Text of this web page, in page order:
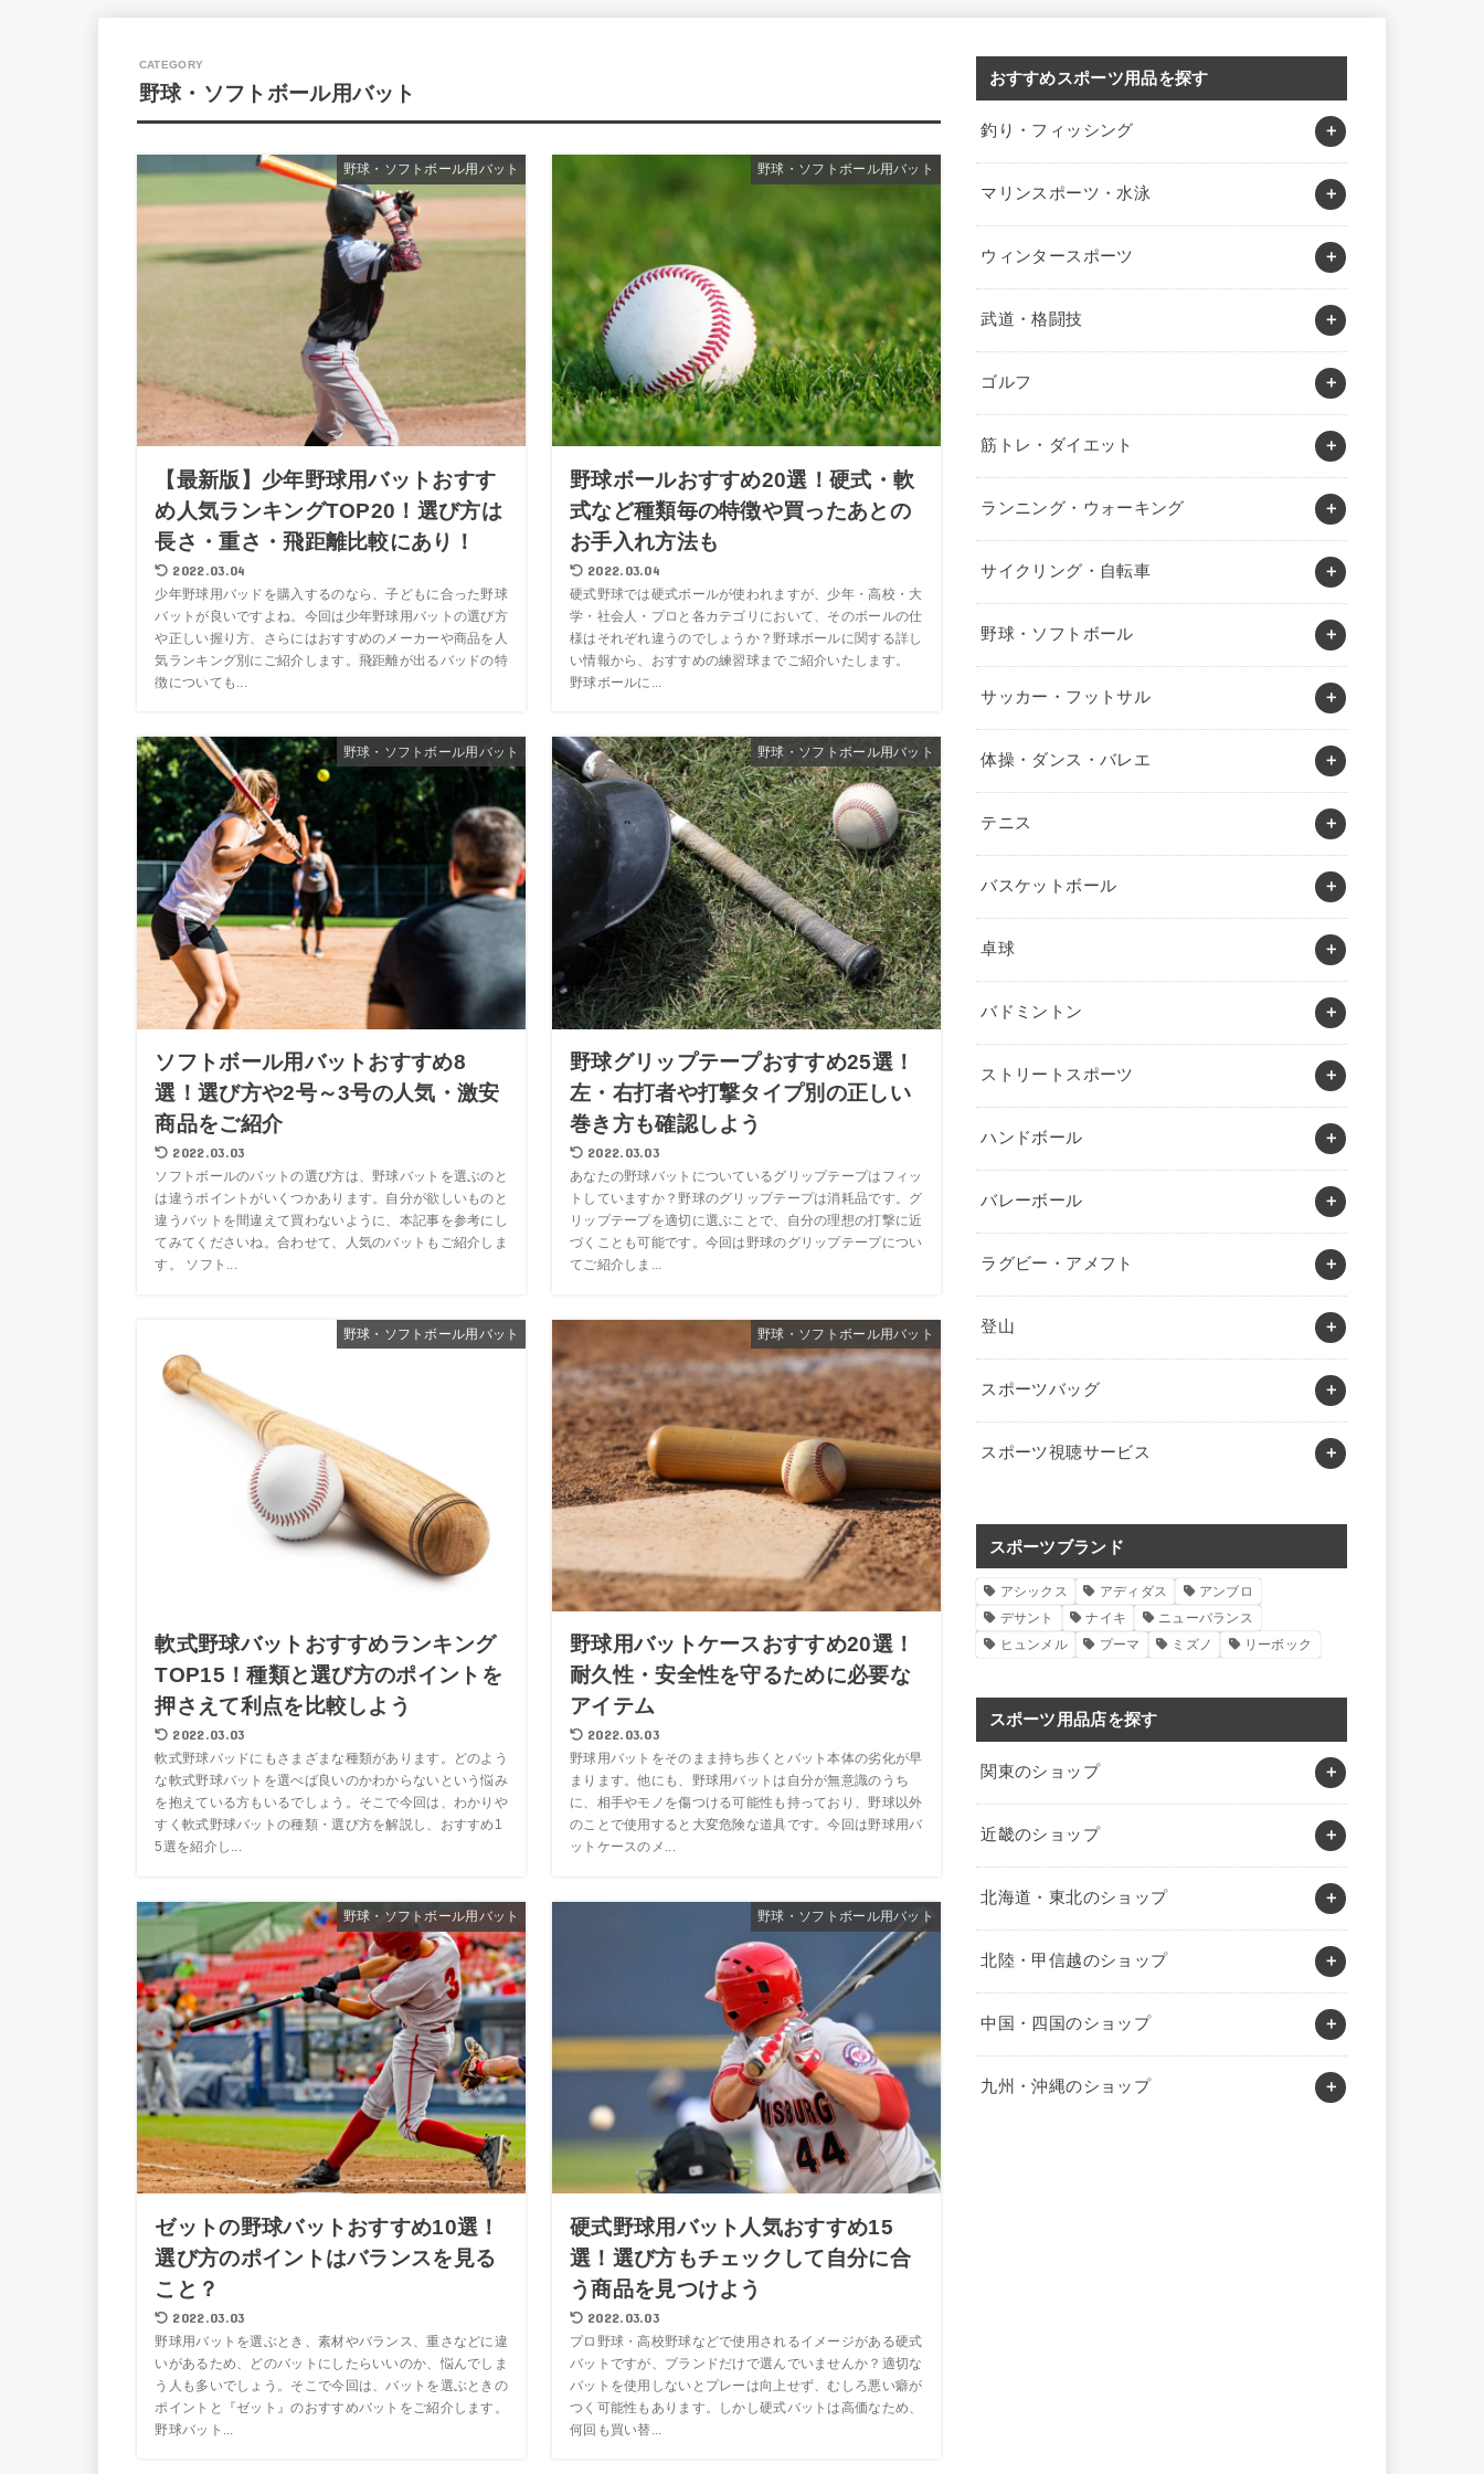
野球・ソフトボール用バット
野球・ソフトボール用バット
【最新版】少年野球用バットおすす
め人気ランキングTOP20！選び方は
長さ・重さ・飛距離比較にあり！
2022.03.04
少年野球用バッドを購入するのなら、子どもに合った野球
バットが良いですよね。今回は少年野球用バットの選び方
や正しい握り方、さらにはおすすめのメーカーや商品を人
気ランキング別にご紹介します。飛距離が出るバッドの特
徴についても...
野球・ソフトボール用バット
野球ボールおすすめ20選！硬式・軟
式など種類毎の特徴や買ったあとの
お手入れ方法も
2022.03.04
硬式野球では硬式ボールが使われますが、少年・高校・大
学・社会人・プロと各カテゴリにおいて、そのボールの仕
様はそれぞれ違うのでしょうか？野球ボールに関する詳し
い情報から、おすすめの練習球までご紹介いたします。
野球ボールに...
野球・ソフトボール用バット
ソフトボール用バットおすすめ8
選！選び方や2号～3号の人気・激安
商品をご紹介
2022.03.03
ソフトボールのバットの選び方は、野球バットを選ぶのと
は違うポイントがいくつかあります。自分が欲しいものと
違うバットを間違えて買わないように、本記事を参考にし
てみてくださいね。合わせて、人気のバットもご紹介しま
す。 ソフト...
野球・ソフトボール用バット
野球グリップテープおすすめ25選！
左・右打者や打撃タイプ別の正しい
巻き方も確認しよう
2022.03.03
あなたの野球バットについているグリップテープはフィッ
トしていますか？野球のグリップテープは消耗品です。グ
リップテープを適切に選ぶことで、自分の理想の打撃に近
づくことも可能です。今回は野球のグリップテープについ
てご紹介しま...
野球・ソフトボール用バット
軟式野球バットおすすめランキング
TOP15！種類と選び方のポイントを
押さえて利点を比較しよう
2022.03.03
軟式野球バッドにもさまざまな種類があります。どのよう
な軟式野球バットを選べば良いのかわからないという悩み
を抱えている方もいるでしょう。そこで今回は、わかりや
すく軟式野球バットの種類・選び方を解説し、おすすめ1
5選を紹介し...
野球・ソフトボール用バット
野球用バットケースおすすめ20選！
耐久性・安全性を守るために必要な
アイテム
2022.03.03
野球用バットをそのまま持ち歩くとバット本体の劣化が早
まります。他にも、野球用バットは自分が無意識のうち
に、相手やモノを傷つける可能性も持っており、野球以外
のことで使用すると大変危険な道具です。今回は野球用バ
ットケースのメ...
野球・ソフトボール用バット
ゼットの野球バットおすすめ10選！
選び方のポイントはバランスを見る
こと？
2022.03.03
野球用バットを選ぶとき、素材やバランス、重さなどに違
いがあるため、どのバットにしたらいいのか、悩んでしま
う人も多いでしょう。そこで今回は、バットを選ぶときの
ポイントと『ゼット』のおすすめバットをご紹介します。
野球バット...
野球・ソフトボール用バット
硬式野球用バット人気おすすめ15
選！選び方もチェックして自分に合
う商品を見つけよう
2022.03.03
プロ野球・高校野球などで使用されるイメージがある硬式
バットですが、ブランドだけで選んでいませんか？適切な
バットを使用しないとプレーは向上せず、むしろ悪い癖が
つく可能性もあります。しかし硬式バットは高価なため、
何回も買い替...
おすすめスポーツ用品を探す
釣り・フィッシング
マリンスポーツ・水泳
ウィンタースポーツ
武道・格闘技
ゴルフ
筋トレ・ダイエット
ランニング・ウォーキング
サイクリング・自転車
野球・ソフトボール
サッカー・フットサル
体操・ダンス・バレエ
テニス
バスケットボール
卓球
バドミントン
ストリートスポーツ
ハンドボール
バレーボール
ラグビー・アメフト
登山
スポーツバッグ
スポーツ視聴サービス
スポーツブランド
アシックス アディダス
アンブロ
デサント
ナイキ
ニューバランス
ヒュンメル
プーマ ミズノ リーボック
スポーツ用品店を探す
関東のショップ
近畿のショップ
北海道・東北のショップ
北陸・甲信越のショップ
中国・四国のショップ
九州・沖縄のショップ